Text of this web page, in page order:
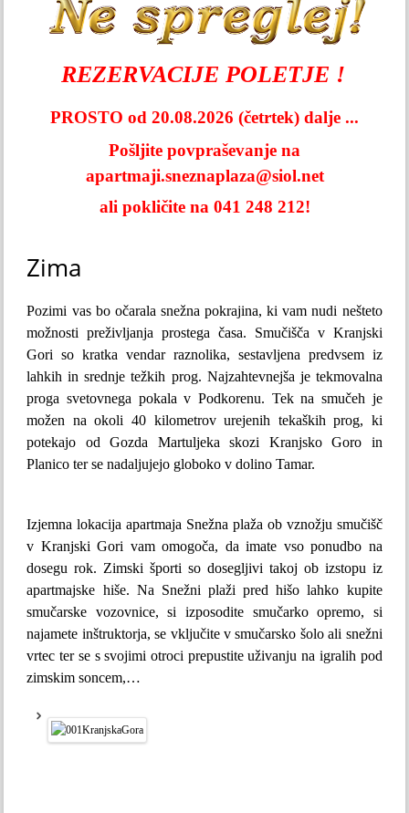
REZERVACIJE POLETJE !
PROSTO od 20.08.2026 (četrtek) dalje ...
Pošljite povpraševanje na
apartmaji.sneznaplaza@siol.net
ali pokličite na 041 248 212!
Zima
Pozimi vas bo očarala snežna pokrajina, ki vam nudi nešteto
možnosti preživljanja prostega časa. Smučišča v Kranjski
Gori so kratka vendar raznolika, sestavljena predvsem iz
lahkih in srednje težkih prog. Najzahtevnejša je tekmovalna
proga svetovnega pokala v Podkorenu. Tek na smučeh je
možen na okoli 40 kilometrov urejenih tekaških prog, ki
potekajo od Gozda Martuljeka skozi Kranjsko Goro in
Planico ter se nadaljujejo globoko v dolino Tamar.
Izjemna lokacija apartmaja Snežna plaža ob vznožju smučišč
v Kranjski Gori vam omogoča, da imate vso ponudbo na
dosegu rok. Zimski športi so dosegljivi takoj ob izstopu iz
apartmajske hiše. Na Snežni plaži pred hišo lahko kupite
smučarske vozovnice, si izposodite smučarko opremo, si
najamete inštruktorja, se vključite v smučarsko šolo ali snežni
vrtec ter se s svojimi otroci prepustite uživanju na igralih pod
zimskim soncem,…